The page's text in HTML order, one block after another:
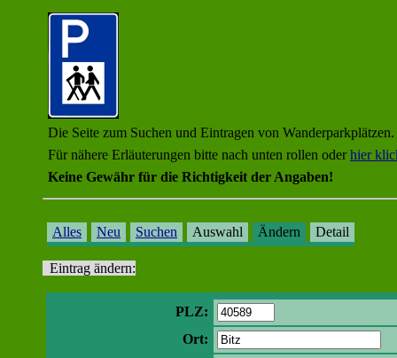
Die Seite zum Suchen und Eintragen von Wanderparkplätzen.
Für nähere Erläuterungen bitte nach unten rollen oderhier
Keine Gewähr für die Richtigkeit der Angaben!
Alles Neu Suchen Auswahl Ändern Detail
Eintrag ändern:
PLZ:
Ort: